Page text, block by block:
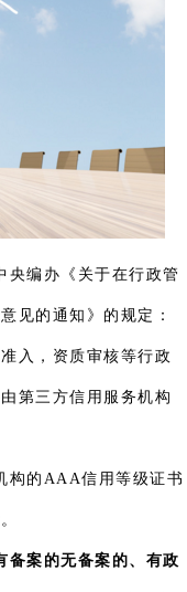
编办《关于在行政管
见的通知》的规定：
入，资质审核等行政
第三方信用服务机构
的AAA信用等级证书
备案的无备案的、有政